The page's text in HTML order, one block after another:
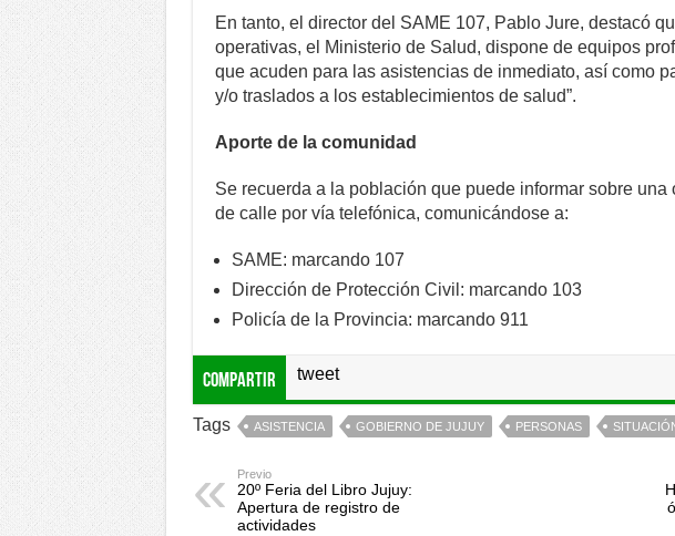
En tanto, el director del SAME 107, Pablo Jure, destacó
operativas, el Ministerio de Salud, dispone de equipos
que acuden para las asistencias de inmediato, así como
y/o traslados a los establecimientos de salud”.
Aporte de la comunidad
Se recuerda a la población que puede informar sobre una
de calle por vía telefónica, comunicándose a:
SAME: marcando 107
Dirección de Protección Civil: marcando 103
Policía de la Provincia: marcando 911
Compartir tweet
Tags ASISTENCIA GOBIERNO DE JUJUY PERSONAS
Previo
20º Feria del Libro Jujuy:
Apertura de registro de
actividades